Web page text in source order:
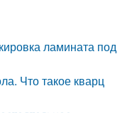
ламината под
Что такое кварц